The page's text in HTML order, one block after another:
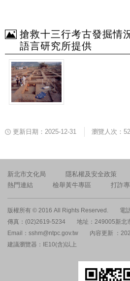
搶救十三行考古發掘情
語言研究所提供
更新日期：2025-12-31 瀏覽人次：
新北市文化局 隱私權及安全政策
熱門連結
檢舉黃牛專區 打詐
版權所有 © 2016 All Rights Reserved.
電
傳真：(02)2619-5234
地址：249005新北
Email：sshm@ntpc.gov.tw
內容更新 ：
建議瀏覽器：IE10(含)以上